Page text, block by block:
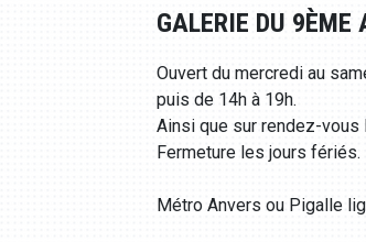
GALERIE DU 9ÈME
Ouvert du mercredi au
puis de 14h à 19h.
Ainsi que sur rendez-vous
Fermeture les jours fériés.
Métro Anvers ou Pigalle